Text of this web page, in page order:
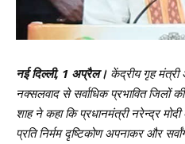
नई दिल्ली, 1 अप्रैल। केंद्रीय गृह मंत्री
नक्सलवाद से सर्वाधिक प्रभावित
शाह ने कहा कि प्रधानमंत्री नरेन्द्र
प्रति निर्मम दृष्टिकोण अपनाकर और